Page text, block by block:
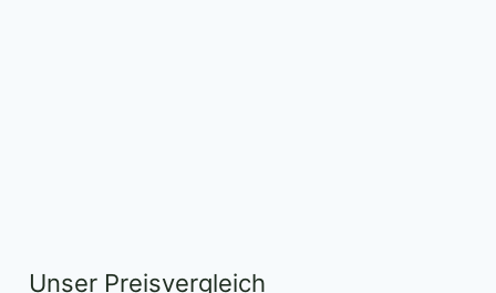
Unser Preisvergleich